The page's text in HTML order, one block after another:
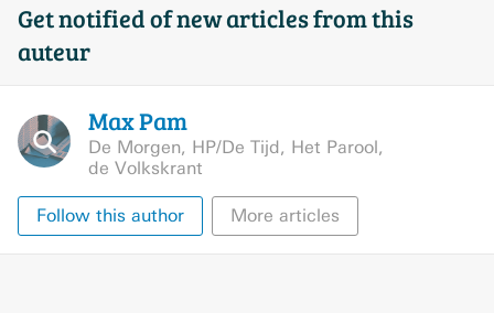
Get notified of new articles from this
auteur
MaxPam
De Morgen, HP/De Tijd, Het Parool,
de Volkskrant
Follow this author More articles